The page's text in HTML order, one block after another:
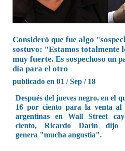
Consideró que fue algo
sostuvo: "Estamos totalmente
muy fuerte. Es sospechoso un
día para el otro
publicado en 01 / Sep / 18
Después del jueves negro, en el
16 por ciento para la venta al
argentinas en Wall Street
ciento, Ricardo Darín dijo
genera "mucha angustia".